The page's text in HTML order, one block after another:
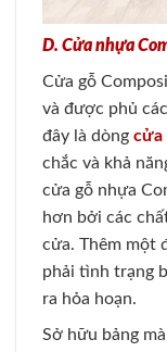
D. Cửa nhựa
Cửa gỗ
và được phủ
đây là dòng cửa
chắc và khả
cửa gỗ nhựa
hơn bởi các
cửa. Thêm một
phải tình trạng
ra hỏa hoạn.
Sở hữu bảng